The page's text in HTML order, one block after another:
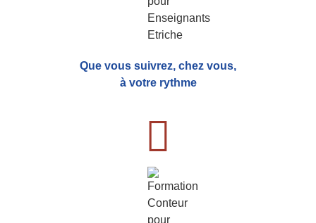
Que vous suivrez, chez vous,
à votre rythme